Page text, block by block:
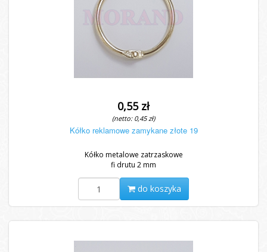
0,55 zł
(netto: 0,45 zł)
Kółko reklamowe zamykane złote 19
Kółko metalowe zatrzaskowe
fi drutu 2 mm
do koszyka